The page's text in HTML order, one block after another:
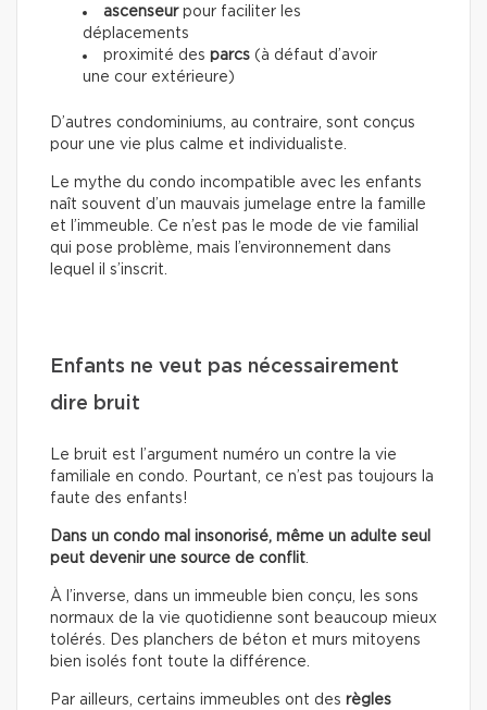
ascenseurpour faciliter les
déplacements
proximité des parcs (à défaut d’avoir
une cour extérieure)
D’autres condominiums, au contraire, sont conçus
pour une vie plus calme et individualiste.
Le mythe du condo incompatible avec les enfants
naît souvent d’un mauvais jumelage entre la famille
et l’immeuble. Ce n’est pas le mode de vie familial
qui pose problème, mais l’environnement dans
lequel il s’inscrit.
Enfants ne veut pas nécessairement
dire bruit
Le bruit est l’argument numéro un contre la vie
familiale en condo. Pourtant, ce n’est pas toujours la
faute des enfants!
Dans un condo mal insonorisé, même un adulte seul
peut devenir une source de conflit.
À l’inverse, dans un immeuble bien conçu, les sons
normaux de la vie quotidienne sont beaucoup mieux
tolérés. Des planchers de béton et murs mitoyens
bien isolés font toute la différence.
Par ailleurs, certains immeubles ont des règles